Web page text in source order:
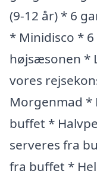
(9-12 år) * 6
* Minidisco *
højsæsonen *
vores
Morgenmad *
buffet *
serveres fra
fra buffet *